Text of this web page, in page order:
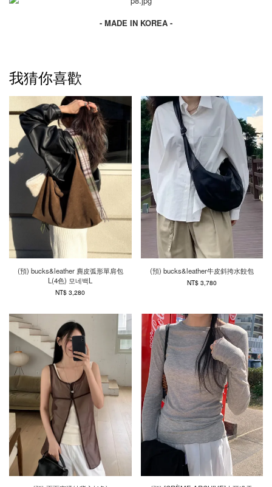
- MADE IN KOREA -
我猜你喜歡
(預) bucks&leather 麂皮弧形單肩包
L(4色) 모네백L
NT$ 3,280
(預) bucks&leather牛皮斜挎水餃包
NT$ 3,780